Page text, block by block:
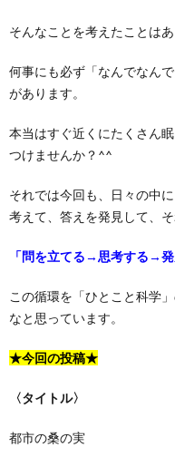
そんなことを考えたことは
何事にも必ず「なんでなん
があります。
本当はすぐ近くにたくさん
つけませんか？^^
それでは今回も、日々の中
考えて、答えを発見して、そ
「問を立てる→思考する→
この循環を「ひとこと科学
なと思っています。
★今回の投稿★
〈タイトル〉
都市の桑の実